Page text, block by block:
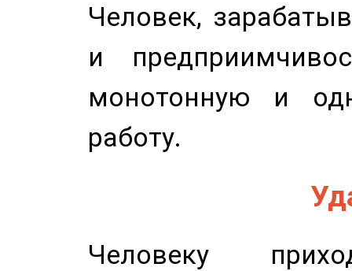
Человек,
и
монотонную и
работу.
Человеку